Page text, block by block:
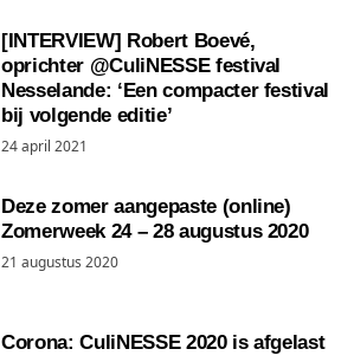
[INTERVIEW] Robert Boevé,
oprichter @CuliNESSE festival
Nesselande: ‘Een compacter festival
bij volgende editie’
24 april 2021
Deze zomer aangepaste (online)
Zomerweek 24 – 28 augustus 2020
21 augustus 2020
Corona: CuliNESSE 2020 is afgelast